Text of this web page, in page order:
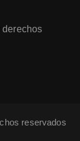
reservados